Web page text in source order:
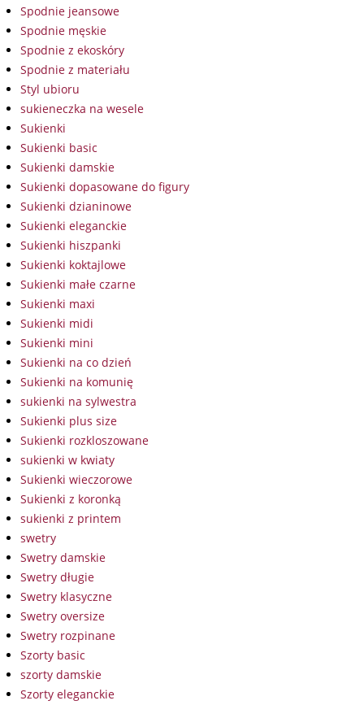
Spodnie jeansowe
Spodnie męskie
Spodnie z ekoskóry
Spodnie z materiału
Styl ubioru
sukieneczka na wesele
Sukienki
Sukienki basic
Sukienki damskie
Sukienki dopasowane do figury
Sukienki dzianinowe
Sukienki eleganckie
Sukienki hiszpanki
Sukienki koktajlowe
Sukienki małe czarne
Sukienki maxi
Sukienki midi
Sukienki mini
Sukienki na co dzień
Sukienki na komunię
sukienki na sylwestra
Sukienki plus size
Sukienki rozkloszowane
sukienki w kwiaty
Sukienki wieczorowe
Sukienki z koronką
sukienki z printem
swetry
Swetry damskie
Swetry długie
Swetry klasyczne
Swetry oversize
Swetry rozpinane
Szorty basic
szorty damskie
Szorty eleganckie